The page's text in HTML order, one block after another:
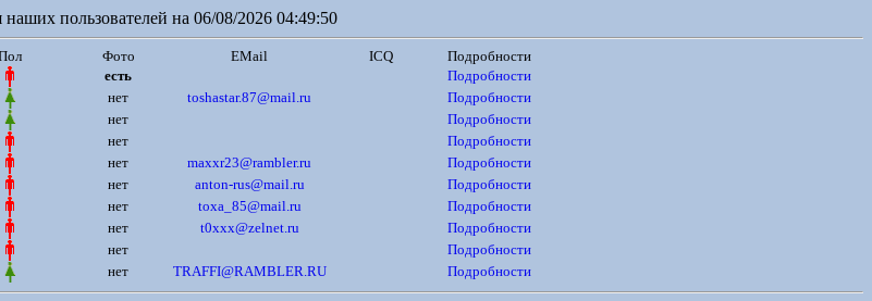
наших пользователей на 06/08/2026 04:49:50
Фото EMail ICQ
Подробности
есть
Подробности
нет toshastar.87@mail.ru
Подробности
нет
Подробности
нет
Подробности
нет maxxr23@rambler.ru
Подробности
нет anton-rus@mail.ru
Подробности
нет toxa_85@mail.ru
Подробности
нет t0xxx@zelnet.ru
Подробности
нет
Подробности
нет TRAFFI@RAMBLER.RU Подробности